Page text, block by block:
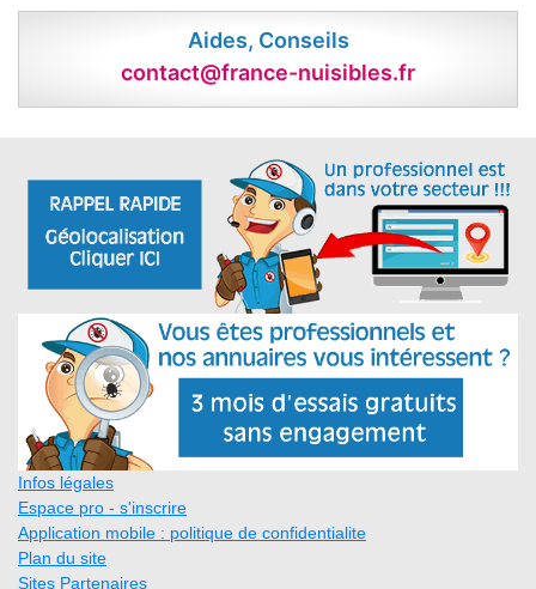
Aides, Conseils
contact@france-nuisibles.fr
Infos légales
Espace pro - s'inscrire
Application mobile : politique de confidentialite
Plan du site
Sites Partenaires